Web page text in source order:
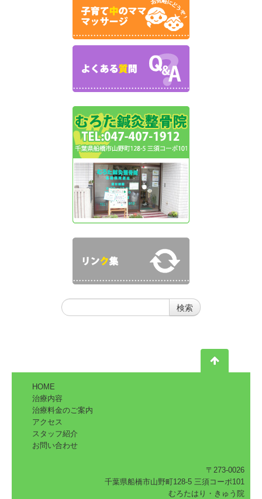
HOME
治療内容
治療料金のご案内
アクセス
スタッフ紹介
お問い合わせ
〒273-0026
千葉県船橋市山野町128-5 三須コーポ101
むろたはり・きゅう院